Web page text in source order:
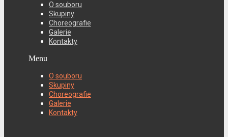
O souboru
Skupiny
Choreografie
Galerie
Kontakty
Menu
O souboru
Skupiny
Choreografie
Galerie
Kontakty